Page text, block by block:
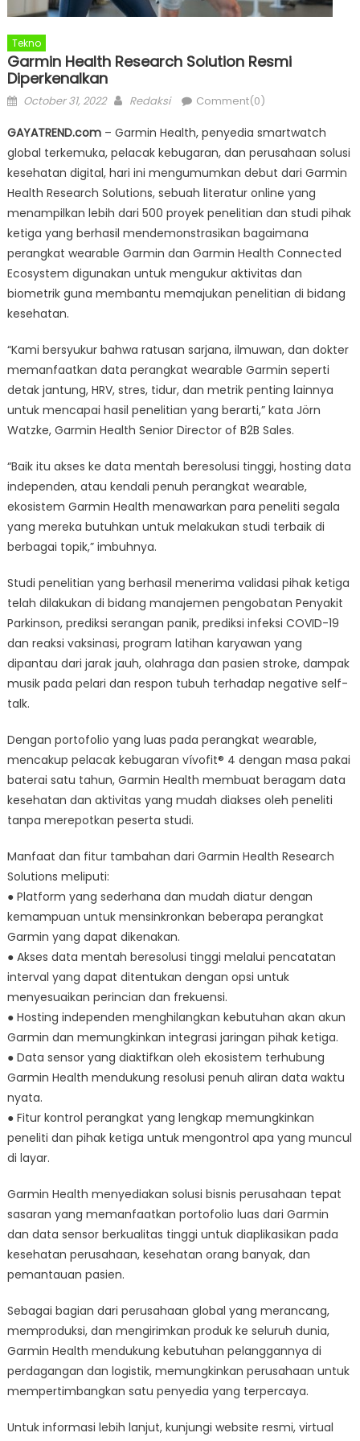
Tekno
Garmin Health Research Solution Resmi
Diperkenalkan
Posted
October 31, 2022 Author
Redaksi Comment(0)
GAYATREND.com– Garmin Health, penyedia smartwatch
global terkemuka, pelacak kebugaran, dan perusahaan solusi
kesehatan digital, hari ini mengumumkan debut dari Garmin
Health Research Solutions, sebuah literatur online yang
menampilkan lebih dari 500 proyek penelitian dan studi pihak
ketiga yang berhasil mendemonstrasikan bagaimana
perangkat wearable Garmin dan Garmin Health Connected
Ecosystem digunakan untuk mengukur aktivitas dan
biometrik guna membantu memajukan penelitian di bidang
kesehatan.
“Kami bersyukur bahwa ratusan sarjana, ilmuwan, dan dokter
memanfaatkan data perangkat wearable Garmin seperti
detak jantung, HRV, stres, tidur, dan metrik penting lainnya
untuk mencapai hasil penelitian yang berarti,” kata Jörn
Watzke, Garmin Health Senior Director of B2B Sales.
“Baik itu akses ke data mentah beresolusi tinggi, hosting data
independen, atau kendali penuh perangkat wearable,
ekosistem Garmin Health menawarkan para peneliti segala
yang mereka butuhkan untuk melakukan studi terbaik di
berbagai topik,” imbuhnya.
Studi penelitian yang berhasil menerima validasi pihak ketiga
telah dilakukan di bidang manajemen pengobatan Penyakit
Parkinson, prediksi serangan panik, prediksi infeksi COVID-19
dan reaksi vaksinasi, program latihan karyawan yang
dipantau dari jarak jauh, olahraga dan pasien stroke, dampak
musik pada pelari dan respon tubuh terhadap negative self-
talk.
Dengan portofolio yang luas pada perangkat wearable,
mencakup pelacak kebugaran vívofit® 4 dengan masa pakai
baterai satu tahun, Garmin Health membuat beragam data
kesehatan dan aktivitas yang mudah diakses oleh peneliti
tanpa merepotkan peserta studi.
Manfaat dan fitur tambahan dari Garmin Health Research
Solutions meliputi:
● Platform yang sederhana dan mudah diatur dengan
kemampuan untuk mensinkronkan beberapa perangkat
Garmin yang dapat dikenakan.
● Akses data mentah beresolusi tinggi melalui pencatatan
interval yang dapat ditentukan dengan opsi untuk
menyesuaikan perincian dan frekuensi.
● Hosting independen menghilangkan kebutuhan akan akun
Garmin dan memungkinkan integrasi jaringan pihak ketiga.
● Data sensor yang diaktifkan oleh ekosistem terhubung
Garmin Health mendukung resolusi penuh aliran data waktu
nyata.
● Fitur kontrol perangkat yang lengkap memungkinkan
peneliti dan pihak ketiga untuk mengontrol apa yang muncul
di layar.
Garmin Health menyediakan solusi bisnis perusahaan tepat
sasaran yang memanfaatkan portofolio luas dari Garmin
dan data sensor berkualitas tinggi untuk diaplikasikan pada
kesehatan perusahaan, kesehatan orang banyak, dan
pemantauan pasien.
Sebagai bagian dari perusahaan global yang merancang,
memproduksi, dan mengirimkan produk ke seluruh dunia,
Garmin Health mendukung kebutuhan pelanggannya di
perdagangan dan logistik, memungkinkan perusahaan untuk
mempertimbangkan satu penyedia yang terpercaya.
Untuk informasi lebih lanjut, kunjungi website resmi, virtual